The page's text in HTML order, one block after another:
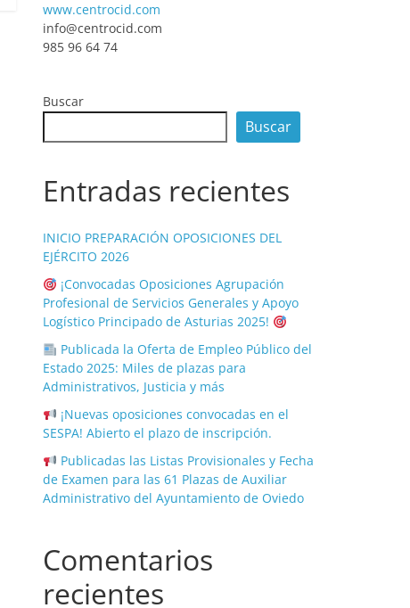
www.centrocid.com
info@centrocid.com
985 96 64 74
Buscar
Buscar
Entradas recientes
INICIO PREPARACIÓN OPOSICIONES DEL
EJÉRCITO 2026
¡Convocadas Oposiciones Agrupación
Profesional de Servicios Generales y Apoyo
Logístico Principado de Asturias 2025!
Publicada la Oferta de Empleo Público del
Estado 2025: Miles de plazas para
Administrativos, Justicia y más
¡Nuevas oposiciones convocadas en el
SESPA! Abierto el plazo de inscripción.
Publicadas las Listas Provisionales y Fecha
de Examen para las 61 Plazas de Auxiliar
Administrativo del Ayuntamiento de Oviedo
Comentarios
recientes